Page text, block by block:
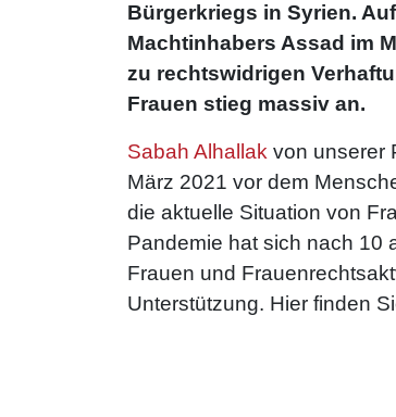
Bürgerkriegs in Syrien.
Machtinhabers Assad im
zu rechtswidrigen
Frauen stieg massiv an.
Sabah Alhallak von unserer
März 2021 vor dem
die aktuelle Situation von
Pandemie hat sich nach 10
Frauen und
Unterstützung. Hier finden